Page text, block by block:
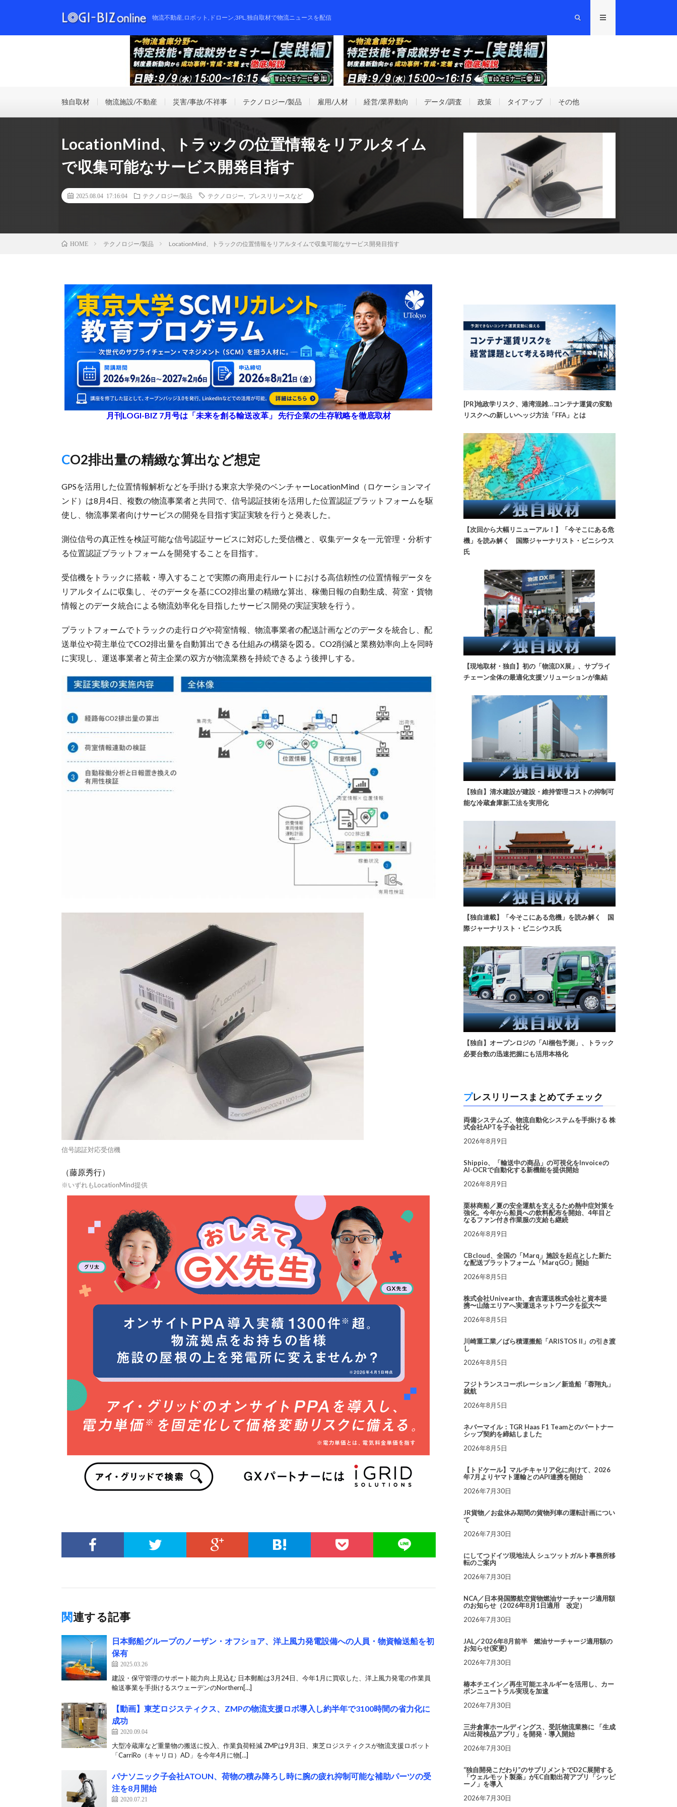
物流不動産,ロボット,ドローン,3PL,独自取材で物流ニュースを配信
独自取材 物流施設/不動産 災害/事故/不祥事 テクノロジー/製品 雇用/人材 経営/業界動向 データ/調査 政策 タイアップ その他
LocationMind、トラックの位置情報をリアルタイム
で収集可能なサービス開発目指す
2025.08.04 17:16:04 テクノロジー/製品 テクノロジー プレスリリースなど
HOME テクノロジー/製品 LocationMind、トラックの位置情報をリアルタイムで収集可能なサービス開発目指す
月刊LOGI-BIZ 7月号は「未来を創る輸送改革」 先行企業の生存戦略を徹底取材
CO2排出量の精緻な算出など想定
GPSを活用した位置情報解析などを手掛ける東京大学発のベンチャーLocationMind（ロケーションマイ
ンド）は8月4日、複数の物流事業者と共同で、信号認証技術を活用した位置認証プラットフォームを駆
使し、物流事業者向けサービスの開発を目指す実証実験を行うと発表した。
測位信号の真正性を検証可能な信号認証サービスに対応した受信機と、収集データを一元管理・分析す
る位置認証プラットフォームを開発することを目指す。
受信機をトラックに搭載・導入することで実際の商用走行ルートにおける高信頼性の位置情報データを
リアルタイムに収集し、そのデータを基にCO2排出量の精緻な算出、稼働日報の自動生成、荷室・貨物
情報とのデータ統合による物流効率化を目指したサービス開発の実証実験を行う。
プラットフォームでトラックの走行ログや荷室情報、物流事業者の配送計画などのデータを統合し、配
送単位や荷主単位でCO2排出量を自動算出できる仕組みの構築を図る。CO2削減と業務効率向上を同時
に実現し、運送事業者と荷主企業の双方が物流業務を持続できるよう後押しする。
信号認証対応受信機
（藤原秀行）
※いずれもLocationMind提供
関連する記事
日本郵船グループのノーザン・オフショア、洋上風力発電設備への人員・物資輸送船を初
保有
2025.03.26
建設・保守管理のサポート能力向上見込む 日本郵船は3月24日、今年1月に買収した、洋上風力発電の作業員
輸送事業を手掛けるスウェーデンのNorthern[…]
【動画】東芝ロジスティクス、ZMPの物流支援ロボ導入し約半年で3100時間の省力化に
成功
2020.09.04
大型冷蔵庫など重量物の搬送に投入、作業負荷軽減 ZMPは9月3日、東芝ロジスティクスが物流支援ロボット
「CarriRo（キャリロ）AD」を今年4月に物[…]
パナソニック子会社ATOUN、荷物の積み降ろし時に腕の疲れ抑制可能な補助パーツの受
注を8月開始
2020.07.21
[PR]地政学リスク、港湾混雑…コンテナ運賃の変動
リスクへの新しいヘッジ方法「FFA」とは
【次回から大幅リニューアル！】「今そこにある危
機」を読み解く 国際ジャーナリスト・ビニシウス
氏
【現地取材・独自】初の「物流DX展」、サプライ
チェーン全体の最適化支援ソリューションが集結
【独自】清水建設が建設・維持管理コストの抑制可
能な冷蔵倉庫新工法を実用化
【独自連載】「今そこにある危機」を読み解く 国
際ジャーナリスト・ビニシウス氏
【独自】オープンロジの「AI梱包予測」、トラック
必要台数の迅速把握にも活用本格化
プレスリリースまとめてチェック
両備システムズ、物流自動化システムを手掛ける 株
式会社APTを子会社化
2026年8月9日
Shippio、「輸送中の商品」の可視化をInvoiceの
AI-OCRで自動化する新機能を提供開始
2026年8月9日
栗林商船／夏の安全運航を支えるため熱中症対策を
強化。今年から船員への飲料配布を開始、4年目と
なるファン付き作業服の支給も継続
2026年8月9日
CBcloud、全国の「Marq」施設を起点とした新た
な配送プラットフォーム「MarqGO」開始
2026年8月5日
株式会社Univearth、倉吉運送株式会社と資本提
携〜山陰エリアへ実運送ネットワークを拡大〜
2026年8月5日
川崎重工業／ばら積運搬船「ARISTOS II」の引き渡
し
2026年8月5日
フジトランスコーポレーション／新造船「蓉翔丸」
就航
2026年8月5日
ネバーマイル：TGR Haas F1 Teamとのパートナー
シップ契約を締結しました
2026年8月5日
【トドケール】マルチキャリア化に向けて、2026
年7月よりヤマト運輸とのAPI連携を開始
2026年7月30日
JR貨物／お盆休み期間の貨物列車の運転計画につい
て
2026年7月30日
にしてつドイツ現地法人 シュツットガルト事務所移
転のご案内
2026年7月30日
NCA／日本発国際航空貨物燃油サーチャージ適用額
のお知らせ（2026年8月1日適用 改定）
2026年7月30日
JAL／2026年8月前半 燃油サーチャージ適用額の
お知らせ(変更)
2026年7月30日
椿本チエイン／再生可能エネルギーを活用し、カー
ボンニュートラル実現を加速
2026年7月30日
三井倉庫ホールディングス、受託物流業務に 「生成
AI出荷検品アプリ」を開発・導入開始
2026年7月30日
“独自開発こだわり”のサプリメントでD2C展開する
「ウェルモット製薬」がEC自動出荷アプリ「シッピ
ーノ」を導入
2026年7月30日